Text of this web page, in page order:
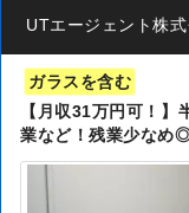
UTエージェント株
ガラスを含む
【月収31万円可！
業など！残業少なめ